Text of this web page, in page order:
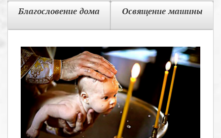
Благословение дома Освящение машины